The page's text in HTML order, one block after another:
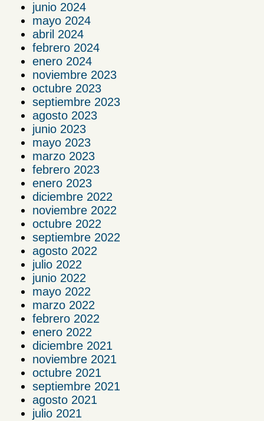
junio 2024
mayo 2024
abril 2024
febrero 2024
enero 2024
noviembre 2023
octubre 2023
septiembre 2023
agosto 2023
junio 2023
mayo 2023
marzo 2023
febrero 2023
enero 2023
diciembre 2022
noviembre 2022
octubre 2022
septiembre 2022
agosto 2022
julio 2022
junio 2022
mayo 2022
marzo 2022
febrero 2022
enero 2022
diciembre 2021
noviembre 2021
octubre 2021
septiembre 2021
agosto 2021
julio 2021